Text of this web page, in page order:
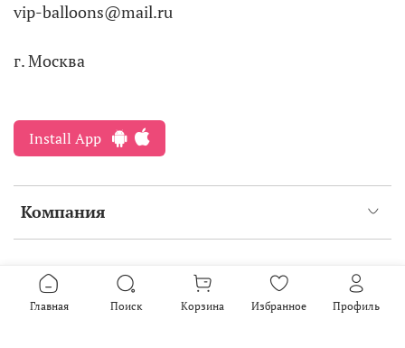
Компания
vip-balloons@mail.ru
г. Москва
Install App
Интернет-магазин создан на inSales
2016-2026
Главная Поиск Корзина Избранное Профиль